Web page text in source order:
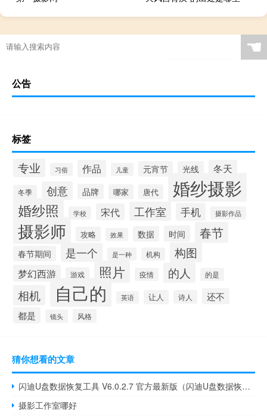
☚
公告
标签
专业 习俗 作品 儿童 元宵节 光线 冬天
冬季 创意 品牌 哪家 唐代 婚纱摄影
婚纱照 学校 宋代 工作室 手机 摄影作品
摄影师 攻略 效果 数据 时间 春节
春节期间 是一个 是一种 机构 构图
梦幻西游 游戏 照片 疫情 的人 的是
相机 自己的 英语 让人 诗人
还不
都是
镜头 风格
猜你想看的文章
闪迪U盘数据恢复工具 V6.0.2.7 官方最新版（闪迪U盘数据恢复工具 V6.0.2.7 官方最新版功能简介）
摄影工作室哪好